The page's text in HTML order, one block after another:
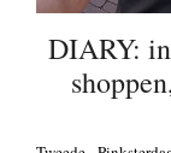
DIARY: